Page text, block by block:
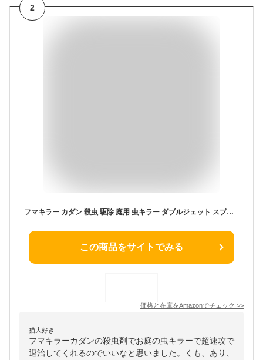
2
フマキラー カダン 殺虫 駆除 庭用 虫キラー ダブルジェット スプレー 480ml
この商品をサイトでみる
価格と在庫をAmazonでチェック >>
猫大好き
フマキラーカダンの殺虫剤でお庭の虫キラーで超速攻で
退治してくれるのでいいなと思いました。くも、あり、